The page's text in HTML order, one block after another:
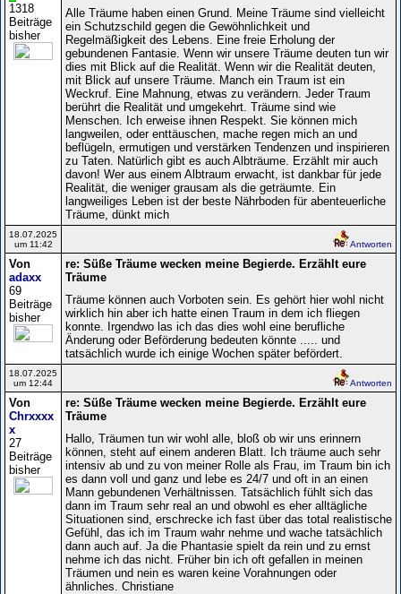
1318
Beiträge
bisher
Alle Träume haben einen Grund. Meine Träume sind vielleicht
ein Schutzschild gegen die Gewöhnlichkeit und
Regelmäßigkeit des Lebens. Eine freie Erholung der
gebundenen Fantasie. Wenn wir unsere Träume deuten tun wir
dies mit Blick auf die Realität. Wenn wir die Realität deuten,
mit Blick auf unsere Träume. Manch ein Traum ist ein
Weckruf. Eine Mahnung, etwas zu verändern. Jeder Traum
berührt die Realität und umgekehrt. Träume sind wie
Menschen. Ich erweise ihnen Respekt. Sie können mich
langweilen, oder enttäuschen, mache regen mich an und
beflügeln, ermutigen und verstärken Tendenzen und inspirieren
zu Taten. Natürlich gibt es auch Albträume. Erzählt mir auch
davon! Wer aus einem Albtraum erwacht, ist dankbar für jede
Realität, die weniger grausam als die geträumte. Ein
langweiliges Leben ist der beste Nährboden für abenteuerliche
Träume, dünkt mich
18.07.2025
um 11:42
Antworten
Von
adaxx
69
Beiträge
bisher
re: Süße Träume wecken meine Begierde. Erzählt eure
Träume
Träume können auch Vorboten sein. Es gehört hier wohl nicht
wirklich hin aber ich hatte einen Traum in dem ich fliegen
konnte. Irgendwo las ich das dies wohl eine berufliche
Änderung oder Beförderung bedeuten könnte ..... und
tatsächlich wurde ich einige Wochen später befördert.
18.07.2025
um 12:44
Antworten
Von
Chrxxxx
x
27
Beiträge
bisher
re: Süße Träume wecken meine Begierde. Erzählt eure
Träume
Hallo, Träumen tun wir wohl alle, bloß ob wir uns erinnern
können, steht auf einem anderen Blatt. Ich träume auch sehr
intensiv ab und zu von meiner Rolle als Frau, im Traum bin ich
es dann voll und ganz und lebe es 24/7 und oft in an einen
Mann gebundenen Verhältnissen. Tatsächlich fühlt sich das
dann im Traum sehr real an und obwohl es eher alltägliche
Situationen sind, erschrecke ich fast über das total realistische
Gefühl, das ich im Traum wahr nehme und wache tatsächlich
dann auch auf. Ja die Phantasie spielt da rein und zu ernst
nehme ich das nicht. Früher bin ich oft gefallen in meinen
Träumen und nein es waren keine Vorahnungen oder
ähnliches. Christiane